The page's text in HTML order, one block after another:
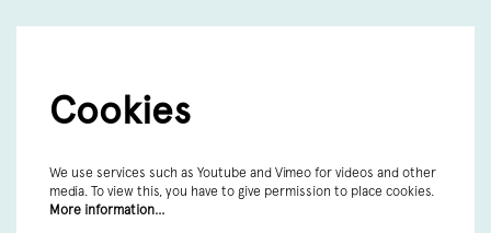
Cookies
We use services such as Youtube and Vimeo for videos and other
media. To view this, you have to give permission to place cookies.
More information…